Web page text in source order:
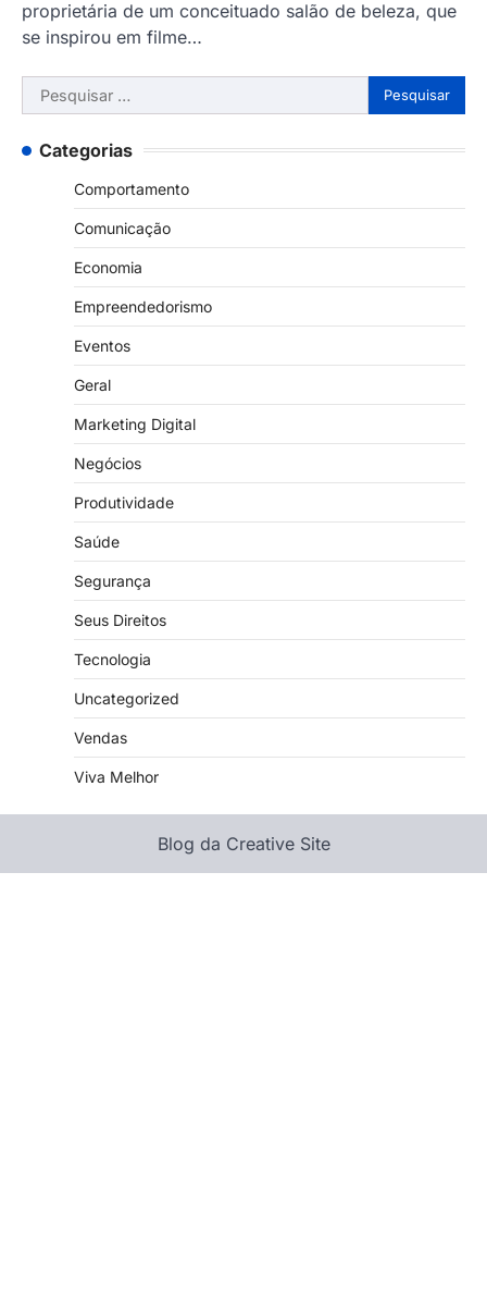
proprietária de um conceituado salão de beleza, que
se inspirou em filme…
Pesquisar
por:
Categorias
Comportamento
Comunicação
Economia
Empreendedorismo
Eventos
Geral
Marketing Digital
Negócios
Produtividade
Saúde
Segurança
Seus Direitos
Tecnologia
Uncategorized
Vendas
Viva Melhor
Blog da Creative Site